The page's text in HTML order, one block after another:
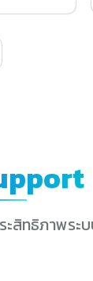
ะสิทธิภาพร